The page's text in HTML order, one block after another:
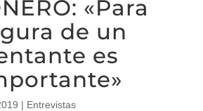
«Para
de un
es
| Entrevistas